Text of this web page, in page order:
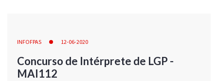
INFOFPAS 12-06-2020
Concurso de Intérprete de LGP -
MAI112